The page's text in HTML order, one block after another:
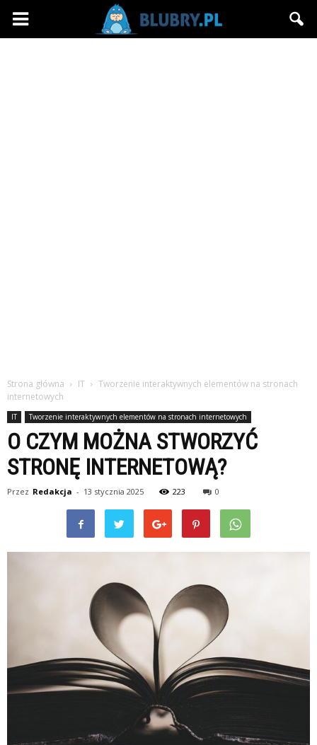
Blubry.pl
Strona główna IT
Tworzenie interaktywnych elementów na stronach
internetowych
IT Tworzenie interaktywnych elementów na stronach internetowych
O CZYM MOŻNA STWORZYĆ
STRONĘ INTERNETOWĄ?
Przez Redakcja - 13 stycznia 2025 223 0